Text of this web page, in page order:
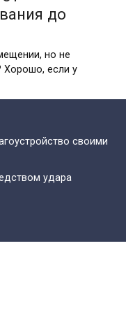
до
но не
Хорошо, если у
своими
удара